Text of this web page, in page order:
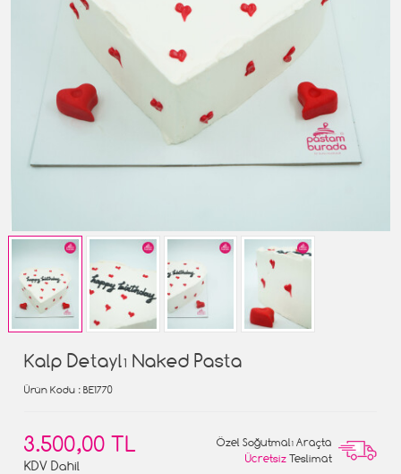
Kalp Detaylı Naked Pasta
Ürün Kodu : BE1770
3.500,00 TL
KDV Dahil
Özel Soğutmalı Araçta
Ücretsiz Teslimat